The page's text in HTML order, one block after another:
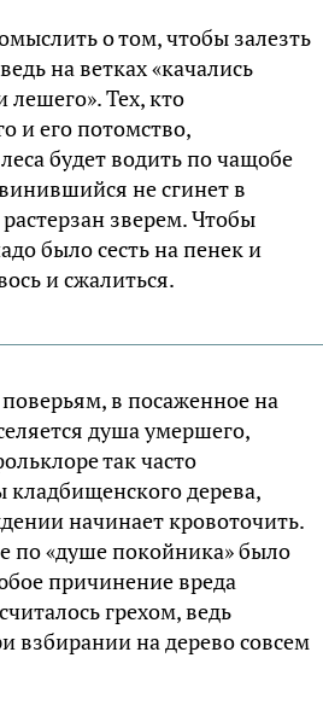
о том, чтобы залезть
на ветках «качались
Тех, кто
и его потомство,
будет водить по чащобе
не сгинет в
зверем. Чтобы
было сесть на пенек и
и сжалиться.
в посаженное на
душа умершего,
так часто
дерева,
начинает кровоточить.
по «душе покойника» было
причинение вреда
грехом, ведь
взбирании на дерево совсем